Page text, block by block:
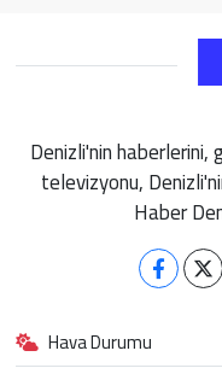
Denizli'nin haberlerini,
televizyonu,
Haber
Hava Durumu